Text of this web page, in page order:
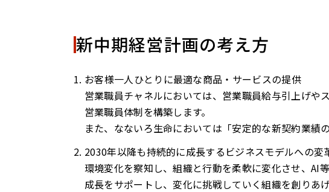
新中期経営計画の考え方
お客様一人ひとりに最適な商品・サービスの提供
営業職員チャネルにおいては、営業職員給与引上げ
営業職員体制を構築します。
また、なないろ生命においては「安定的な新契約業績
2030年以降も持続的に成長するビジネスモデルへの変
環境変化を察知し、組織と行動を柔軟に変化させ、AI
成長をサポートし、変化に挑戦していく組織を創りあげ